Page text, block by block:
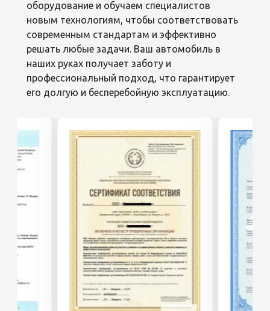
оборудование и обучаем специалистов
новым технологиям, чтобы соответствовать
современным стандартам и эффективно
решать любые задачи. Ваш автомобиль в
наших руках получает заботу и
профессиональный подход, что гарантирует
его долгую и бесперебойную эксплуатацию.